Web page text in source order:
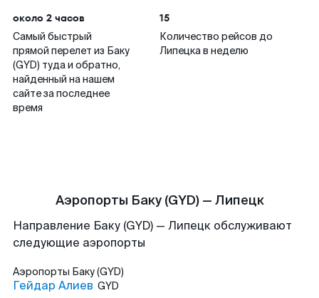
около 2 часов
Самый быстрый
прямой перелет из Баку
(GYD) туда и обратно,
найденный на нашем
сайте за последнее
время
15
Количество рейсов до
Липецка в неделю
Аэропорты Баку (GYD) — Липецк
Направление Баку (GYD) — Липецк обслуживают
следующие аэропорты
Аэропорты Баку (GYD)
Гейдар Алиев GYD